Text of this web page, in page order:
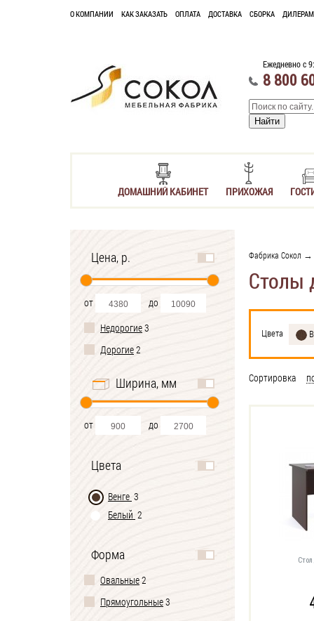
О КОМПАНИИ КАК ЗАКАЗАТЬ ОПЛАТА ДОСТАВКА СБОРКА ДИЛЕРАМ
Ежедневно с
8 800
ДОМАШНИЙ КАБИНЕТ ПРИХОЖАЯ
Цена, р.
от
до
Недорогие3
Дорогие2
Ширина, мм
от до
Цвета
Венге 3
Белый 2
Форма
Овальные2
Прямоугольные3
Фабрика Сокол →
Столы
Цвета
Сортировка